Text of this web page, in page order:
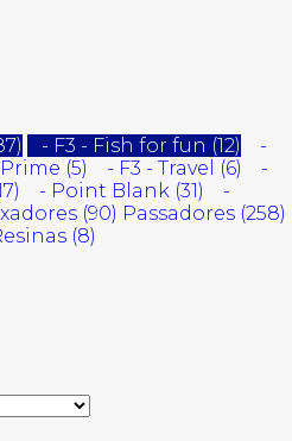
- F3 - Fish for fun (12)
-
(5) - F3 - Travel (6)
-
- Point Blank (31)
-
(90) Passadores (258)
(8)